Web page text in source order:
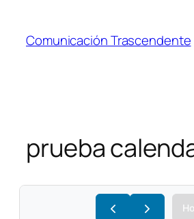
contenido
Comunicación Trascendente
prueba